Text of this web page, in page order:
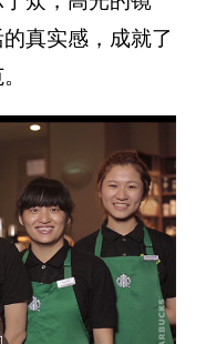
真实感，成就了